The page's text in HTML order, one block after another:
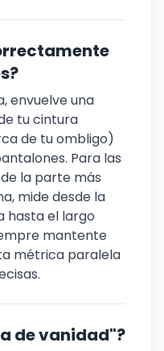
envuelve una
tu cintura
de tu ombligo)
Para las
la parte más
mide desde la
hasta el largo
mantente
métrica paralela
de vanidad"?